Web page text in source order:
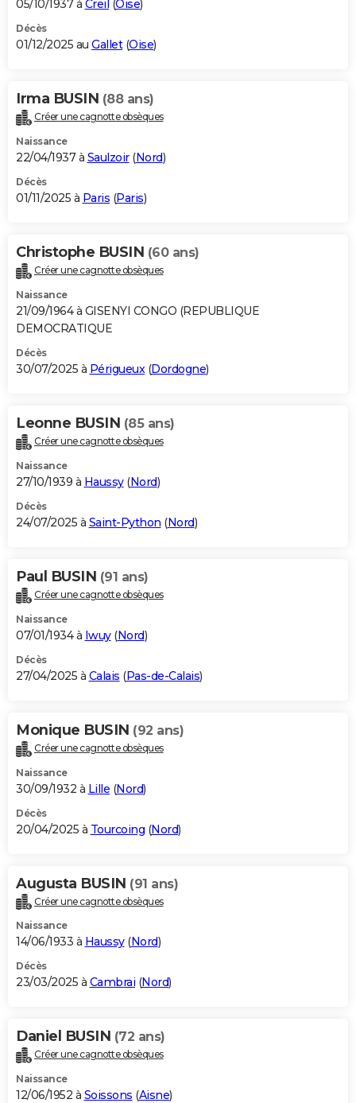
05/10/1937 à Creil (Oise)
Décès
01/12/2025 au Gallet(Oise)
Irma BUSIN (88 ans)
Créer une cagnotte obsèques
Naissance
22/04/1937 à Saulzoir(Nord)
Décès
01/11/2025 à Paris (Paris)
Christophe BUSIN (60 ans)
Créer une cagnotte obsèques
Naissance
21/09/1964 à GISENYI CONGO (REPUBLIQUE
DEMOCRATIQUE
Décès
30/07/2025 à Périgueux(Dordogne)
Leonne BUSIN (85 ans)
Créer une cagnotte obsèques
Naissance
27/10/1939 à Haussy(Nord)
Décès
24/07/2025 à Saint-Python (Nord)
Paul BUSIN (91 ans)
Créer une cagnotte obsèques
Naissance
07/01/1934 à Iwuy(Nord)
Décès
27/04/2025 à Calais (Pas-de-Calais)
Monique BUSIN (92 ans)
Créer une cagnotte obsèques
Naissance
30/09/1932 à Lille (Nord)
Décès
20/04/2025 à Tourcoing (Nord)
Augusta BUSIN (91 ans)
Créer une cagnotte obsèques
Naissance
14/06/1933 à Haussy(Nord)
Décès
23/03/2025 à Cambrai (Nord)
Daniel BUSIN (72 ans)
Créer une cagnotte obsèques
Naissance
12/06/1952 à Soissons (Aisne)